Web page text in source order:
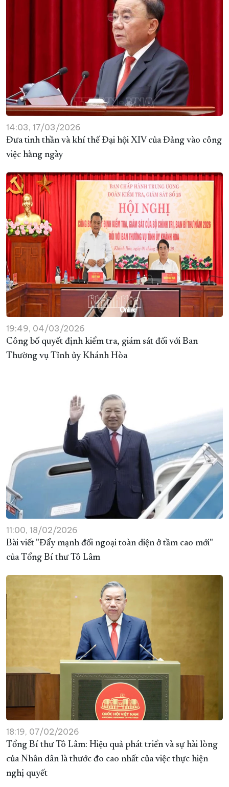
14:03, 17/03/2026
Đưa tinh thần và khí thế Đại hội XIV của Đảng vào công
việc hằng ngày
19:49, 04/03/2026
Công bố quyết định kiểm tra, giám sát đối với Ban
Thường vụ Tỉnh ủy Khánh Hòa
11:00, 18/02/2026
Bài viết "Đẩy mạnh đối ngoại toàn diện ở tầm cao mới"
của Tổng Bí thư Tô Lâm
18:19, 07/02/2026
Tổng Bí thư Tô Lâm: Hiệu quả phát triển và sự hài lòng
của Nhân dân là thước đo cao nhất của việc thực hiện
nghị quyết